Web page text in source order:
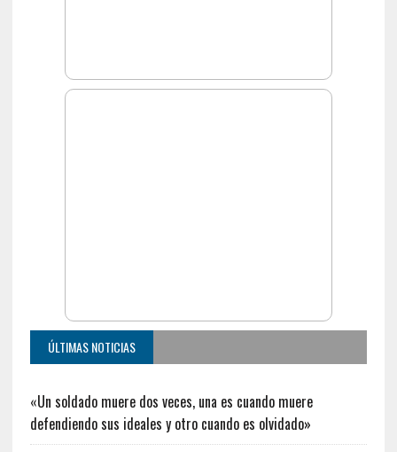
ÚLTIMAS NOTICIAS
«Un soldado muere dos veces, una es cuando muere
defendiendo sus ideales y otro cuando es olvidado»